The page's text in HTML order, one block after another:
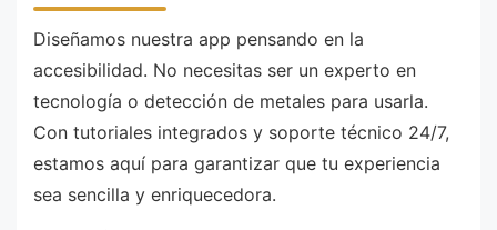
Diseñamos nuestra app pensando en la
accesibilidad. No necesitas ser un experto en
tecnología o detección de metales para usarla.
Con tutoriales integrados y soporte técnico 24/7,
estamos aquí para garantizar que tu experiencia
sea sencilla y enriquecedora.